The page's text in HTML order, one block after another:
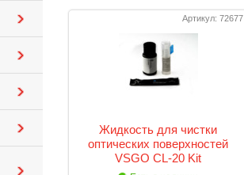
Артикул: 72677
Жидкость для чистки
оптических поверхностей
VSGO CL-20 Kit